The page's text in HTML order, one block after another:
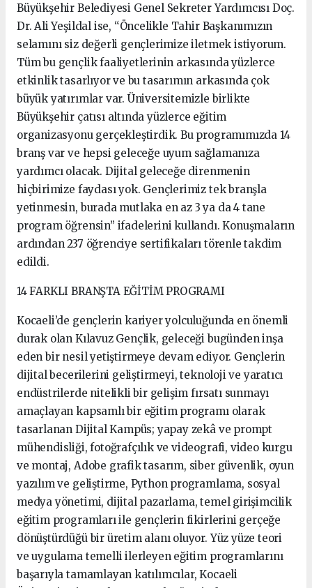
Büyükşehir Belediyesi Genel Sekreter Yardımcısı Doç.
Dr. Ali Yeşildal ise, “Öncelikle Tahir Başkanımızın
selamını siz değerli gençlerimize iletmek istiyorum.
Tüm bu gençlik faaliyetlerinin arkasında yüzlerce
etkinlik tasarlıyor ve bu tasarımın arkasında çok
büyük yatırımlar var. Üniversitemizle birlikte
Büyükşehir çatısı altında yüzlerce eğitim
organizasyonu gerçekleştirdik. Bu programımızda 14
branş var ve hepsi geleceğe uyum sağlamanıza
yardımcı olacak. Dijital geleceğe direnmenin
hiçbirimize faydası yok. Gençlerimiz tek branşla
yetinmesin, burada mutlaka en az 3 ya da 4 tane
program öğrensin” ifadelerini kullandı. Konuşmaların
ardından 237 öğrenciye sertifikaları törenle takdim
edildi.
14 FARKLI BRANŞTA EĞİTİM PROGRAMI
Kocaeli’de gençlerin kariyer yolculuğunda en önemli
durak olan Kılavuz Gençlik, geleceği bugünden inşa
eden bir nesil yetiştirmeye devam ediyor. Gençlerin
dijital becerilerini geliştirmeyi, teknoloji ve yaratıcı
endüstrilerde nitelikli bir gelişim fırsatı sunmayı
amaçlayan kapsamlı bir eğitim programı olarak
tasarlanan Dijital Kampüs; yapay zekâ ve prompt
mühendisliği, fotoğrafçılık ve videografi, video kurgu
ve montaj, Adobe grafik tasarım, siber güvenlik, oyun
yazılım ve geliştirme, Python programlama, sosyal
medya yönetimi, dijital pazarlama, temel girişimcilik
eğitim programları ile gençlerin fikirlerini gerçeğe
dönüştürdüğü bir üretim alanı oluyor. Yüz yüze teori
ve uygulama temelli ilerleyen eğitim programlarını
başarıyla tamamlayan katılımcılar, Kocaeli